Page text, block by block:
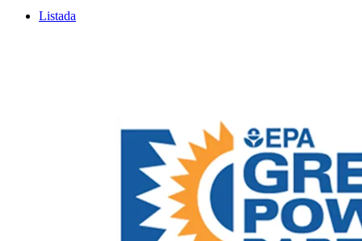
Listada